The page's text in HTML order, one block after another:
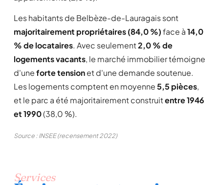
Les habitants de Belbèze-de-Lauragais sont
majoritairement propriétaires (84,0 %)face à14,0
% de locataires. Avec seulement2,0 % de
logements vacants, le marché immobilier témoigne
d'uneforte tensionet d'une demande soutenue.
Les logements comptent en moyenne5,5 pièces,
et le parc a été majoritairement construitentre 1946
et 1990(38,0 %).
Source : INSEE (recensement 2022)
Services